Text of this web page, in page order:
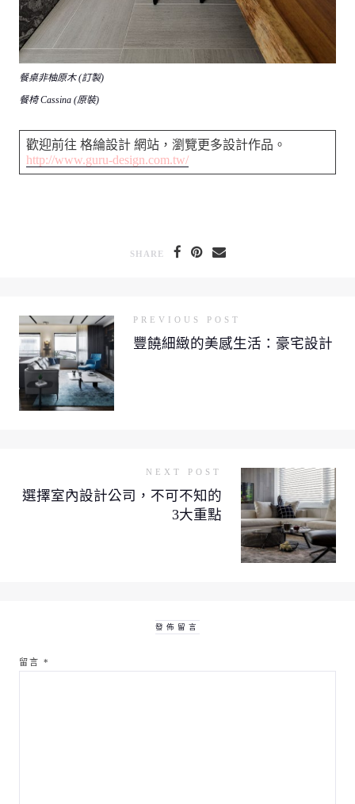
餐桌非柚原木 (訂製)
餐椅 Cassina (原裝)
歡迎前往 格綸設計 網站，瀏覽更多設計作品。
http://www.guru-design.com.tw/
SHARE
PREVIOUS POST
豐饒細緻的美感生活：豪宅設計
NEXT POST
選擇室內設計公司，不可不知的
3大重點
發佈留言
留言 *